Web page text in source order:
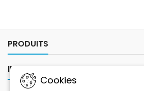
PRODUITS
INFORMATIONS
Cookies